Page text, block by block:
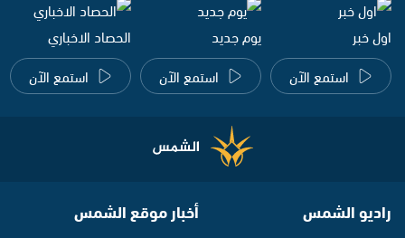
اول خبر
استمع الآن
يوم جديد
استمع الآن
الحصاد الاخباري
استمع الآن
راديو الشمس أخبار موقع الشمس